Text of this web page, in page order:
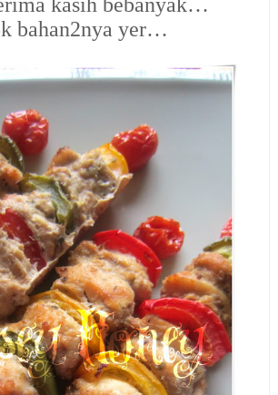
kasih bebanyak…
bahan2nya yer…